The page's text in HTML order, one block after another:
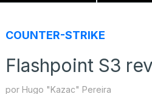
COUNTER-STRIKE
Flashpoint S3
por Hugo "Kazac" Pereira